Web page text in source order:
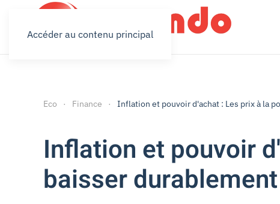
Accéder au contenu principal
Eco Finance Inflation et pouvoir d'achat : Les prix à la
Inflation et pouvoir
baisser